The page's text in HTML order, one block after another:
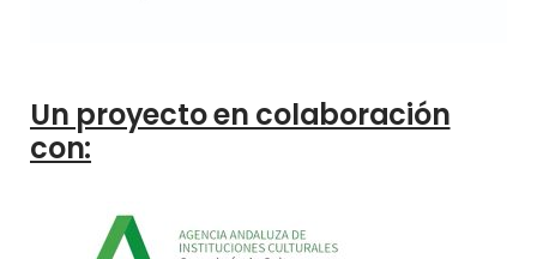
Un proyecto en colaboración
con: